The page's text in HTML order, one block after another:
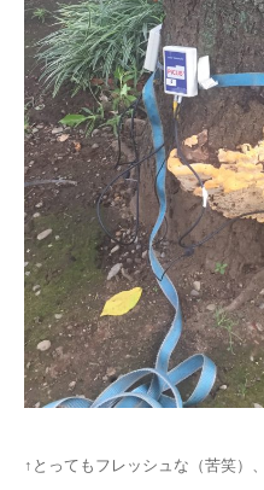
↑とってもフレッシュな（苦笑）